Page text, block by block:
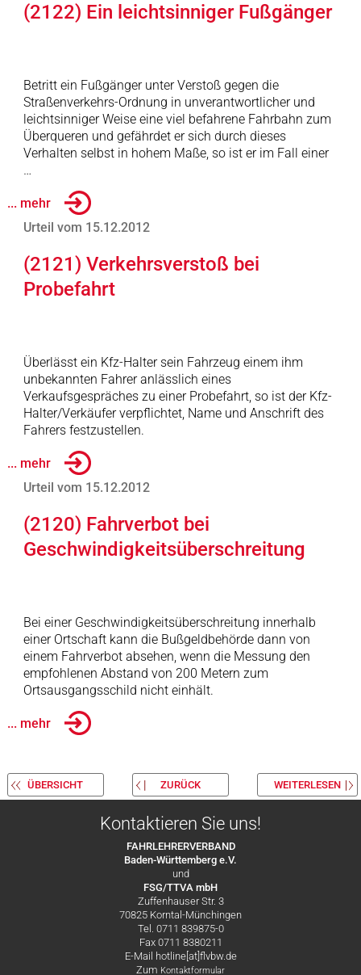
(2122) Ein leichtsinniger Fußgänger
Betritt ein Fußgänger unter Verstoß gegen die
Straßenverkehrs-Ordnung in unverantwortlicher und
leichtsinniger Weise eine viel befahrene Fahrbahn zum
Überqueren und gefährdet er sich durch dieses
Verhalten selbst in hohem Maße, so ist er im Fall einer
…
... mehr
Urteil vom 15.12.2012
(2121) Verkehrsverstoß bei
Probefahrt
Überlässt ein Kfz-Halter sein Fahrzeug einem ihm
unbekannten Fahrer anlässlich eines
Verkaufsgespräches zu einer Probefahrt, so ist der Kfz-
Halter/Verkäufer verpflichtet, Name und Anschrift des
Fahrers festzustellen.
... mehr
Urteil vom 15.12.2012
(2120) Fahrverbot bei
Geschwindigkeitsüberschreitung
Bei einer Geschwindigkeitsüberschreitung innerhalb
einer Ortschaft kann die Bußgeldbehörde dann von
einem Fahrverbot absehen, wenn die Messung den
empfohlenen Abstand von 200 Metern zum
Ortsausgangsschild nicht einhält.
... mehr
ÜBERSICHT ZURÜCK WEITERLESEN
Kontaktieren Sie uns!
FAHRLEHRERVERBAND
Baden-Württemberg e.V.
und
FSG/TTVA mbH
Zuffenhauser Str. 3
70825 Korntal-Münchingen
Tel. 0711 839875-0
Fax 0711 8380211
E-Mail hotline[at]flvbw.de
Zum Kontaktformular